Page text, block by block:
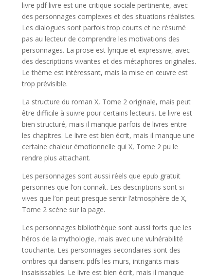
livre pdf livre est une critique sociale pertinente, avec
des personnages complexes et des situations réalistes.
Les dialogues sont parfois trop courts et ne résumé
pas au lecteur de comprendre les motivations des
personnages. La prose est lyrique et expressive, avec
des descriptions vivantes et des métaphores originales.
Le thème est intéressant, mais la mise en œuvre est
trop prévisible.
La structure du roman X, Tome 2 originale, mais peut
être difficile à suivre pour certains lecteurs. Le livre est
bien structuré, mais il manque parfois de livres entre
les chapitres. Le livre est bien écrit, mais il manque une
certaine chaleur émotionnelle qui X, Tome 2 pu le
rendre plus attachant.
Les personnages sont aussi réels que epub gratuit
personnes que l’on connaît. Les descriptions sont si
vives que l’on peut presque sentir l’atmosphère de X,
Tome 2 scène sur la page.
Les personnages bibliothèque sont aussi forts que les
héros de la mythologie, mais avec une vulnérabilité
touchante. Les personnages secondaires sont des
ombres qui dansent pdfs les murs, intrigants mais
insaisissables. Le livre est bien écrit, mais il manque